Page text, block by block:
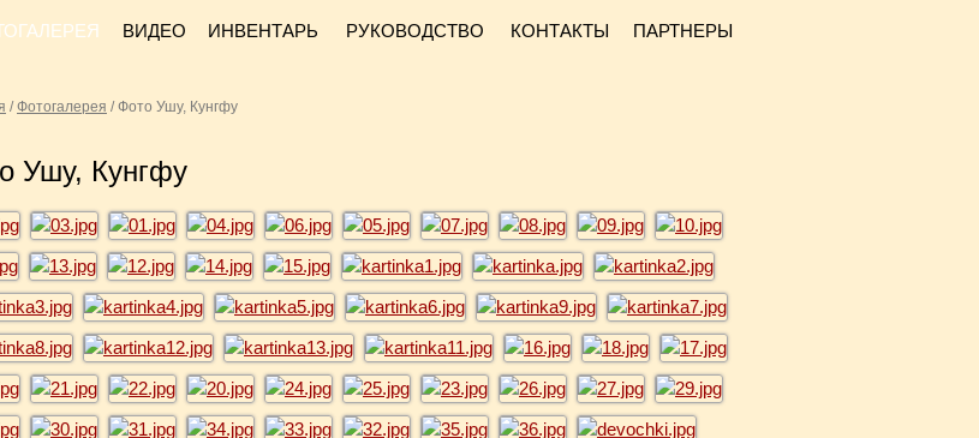
ВИДЕО ИНВЕНТАРЬ РУКОВОДСТВО КОНТАКТЫ ПАРТНЕРЫ
/Фотогалерея /Фото Ушу, Кунгфу
Ушу, Кунгфу